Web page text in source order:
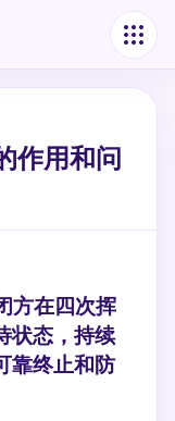
作用和问
方在四次挥
状态，持续
靠终止和防